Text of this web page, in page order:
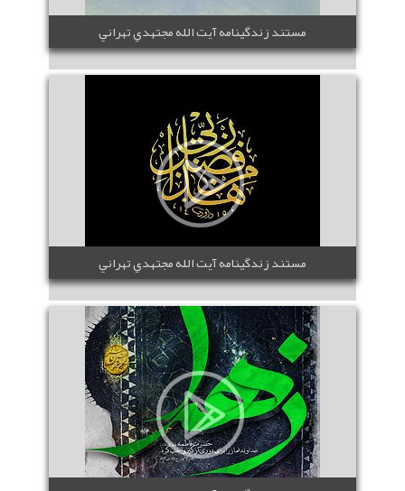
مستند زندگينامه آيت الله مجتهدي تهراني
مستند زندگينامه آيت الله مجتهدي تهراني